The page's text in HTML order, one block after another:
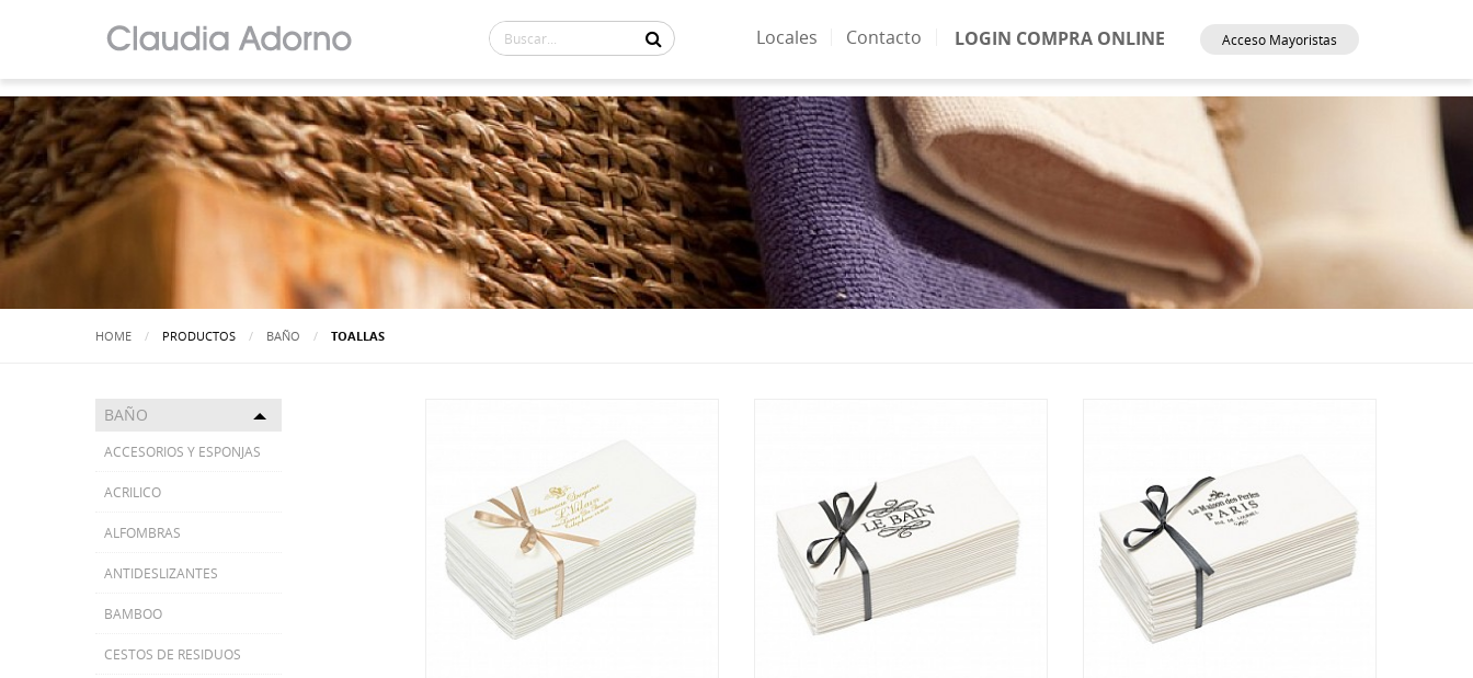
Acceso Mayoristas
LOGIN COMPRA ONLINE
Locales Contacto
HOME PRODUCTOS BAÑO ACTUALMENTE:
TOALLAS
BAÑO Toggle menu
ACCESORIOS Y ESPONJAS
ACRILICO
ALFOMBRAS
ANTIDESLIZANTES
BAMBOO
CESTOS DE RESIDUOS